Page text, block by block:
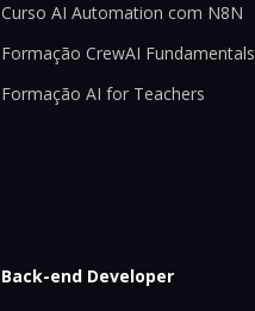
Curso AI Automation com N8N
Formação CrewAI Fundamentals
Formação AI for Teachers
Back-end Developer